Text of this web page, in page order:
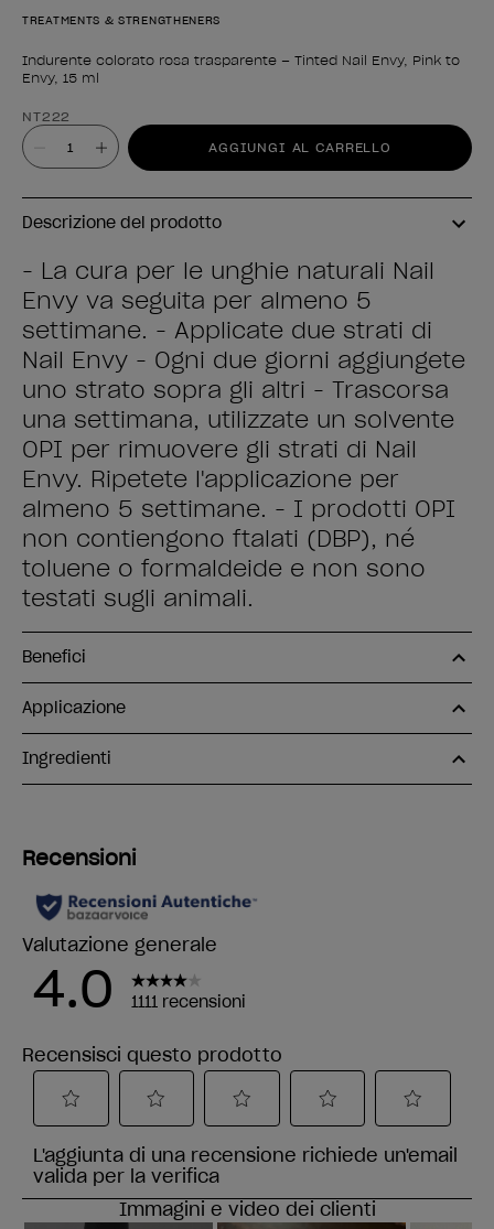
TREATMENTS & STRENGTHENERS
Indurente colorato rosa trasparente – Tinted Nail Envy, Pink to
Envy, 15 ml
Forma del prodotto
NT222
Valore AGGIUNGI AL CARRELLO
Descrizione del prodotto
- La cura per le unghie naturali Nail
Envy va seguita per almeno 5
settimane. - Applicate due strati di
Nail Envy - Ogni due giorni aggiungete
uno strato sopra gli altri - Trascorsa
una settimana, utilizzate un solvente
OPI per rimuovere gli strati di Nail
Envy. Ripetete l'applicazione per
almeno 5 settimane. - I prodotti OPI
non contiengono ftalati (DBP), né
toluene o formaldeide e non sono
testati sugli animali.
Benefici
Applicazione
Ingredienti